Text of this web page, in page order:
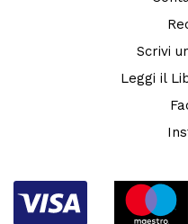
Scrivi
Leggi il